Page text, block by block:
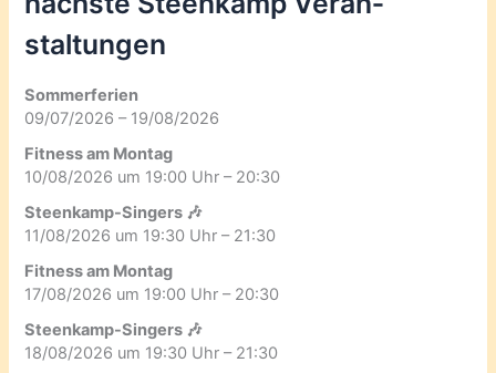
staltungen
Sommerferien
09/07/2026 – 19/08/2026
Fitness am Montag
10/08/2026 um 19:00 Uhr – 20:30
Steenkamp-Singers 🎶
11/08/2026 um 19:30 Uhr – 21:30
Fitness am Montag
17/08/2026 um 19:00 Uhr – 20:30
Steenkamp-Singers 🎶
18/08/2026 um 19:30 Uhr – 21:30